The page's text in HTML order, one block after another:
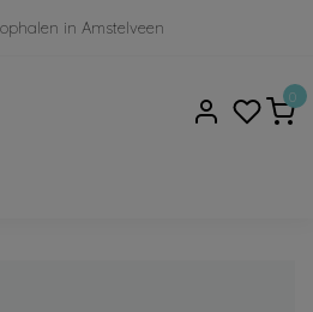
in Amstelveen
0